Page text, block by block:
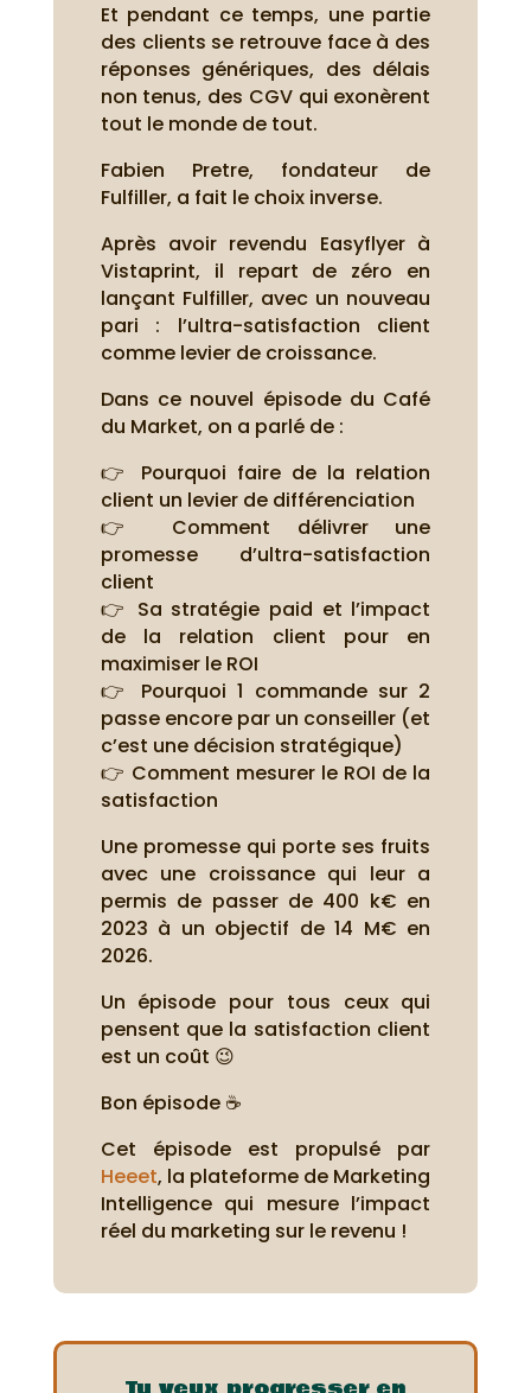
Et pendant ce temps, une partie
des clients se retrouve face à des
réponses génériques, des délais
non tenus, des CGV qui exonèrent
tout le monde de tout.
Fabien Pretre, fondateur de
Fulfiller, a fait le choix inverse.
Après avoir revendu Easyflyer à
Vistaprint, il repart de zéro en
lançant Fulfiller, avec un nouveau
pari : l’ultra-satisfaction client
comme levier de croissance.
Dans ce nouvel épisode du Café
du Market, on a parlé de :
👉 Pourquoi faire de la relation
client un levier de différenciation
👉 Comment délivrer une
promesse d’ultra-satisfaction
client
👉 Sa stratégie paid et l’impact
de la relation client pour en
maximiser le ROI
👉 Pourquoi 1 commande sur 2
passe encore par un conseiller (et
c’est une décision stratégique)
👉 Comment mesurer le ROI de la
satisfaction
Une promesse qui porte ses fruits
avec une croissance qui leur a
permis de passer de 400 k€ en
2023 à un objectif de 14 M€ en
2026.
Un épisode pour tous ceux qui
pensent que la satisfaction client
est un coût 😉
Bon épisode ☕
Cet épisode est propulsé par
Heeet, la plateforme de Marketing
Intelligence qui mesure l’impact
réel du marketing sur le revenu !